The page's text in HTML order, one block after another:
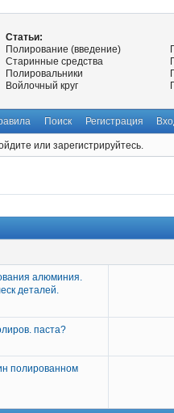
Статьи:
Полирование (введение)
Старинные средства
Полировальники
Войлочный круг
Поиск Регистрация
или зарегистрируйтесь.
алюминия.
деталей.
паста?
полированном